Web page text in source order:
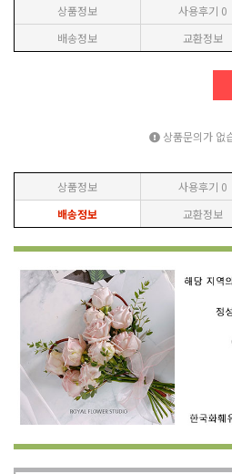
상품정보 사용후기 0
배송정보
교환정보
상품문의가 없
상품정보 사용후기 0
배송정보
교환정보